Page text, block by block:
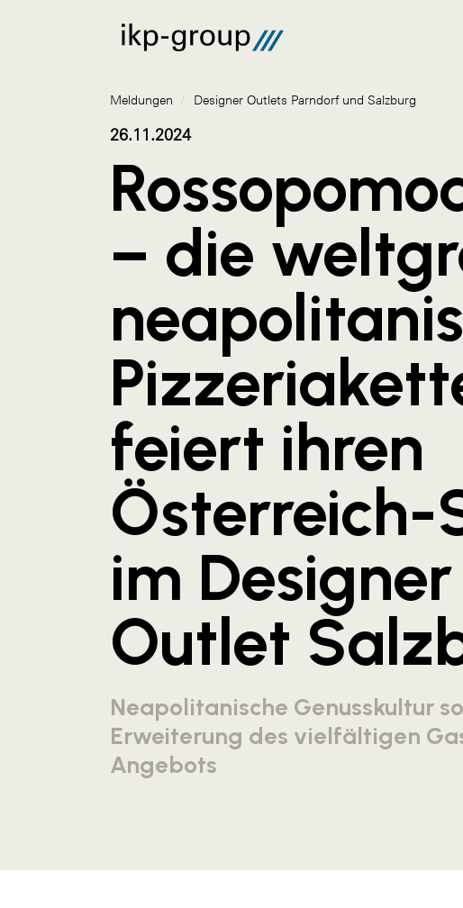
Meldungen / Designer Outlets Parndorf und Salzburg
26.11.2024
– die
feiert ihren
Österreich-
im Designer
Outlet
Neapolitanische Genusskultur
Erweiterung des vielfältigen
Angebots